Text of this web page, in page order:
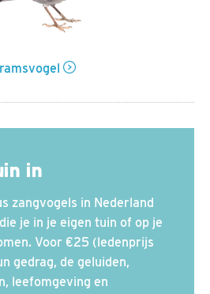
in
zangvogels in Nederland
je in je eigen tuin of op je
Voor €25 (ledenprijs
gedrag, de geluiden,
leefomgeving en